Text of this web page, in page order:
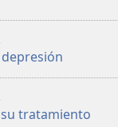
de 2009
tratamiento